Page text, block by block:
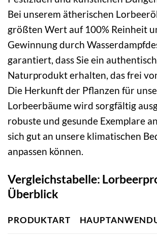
Bei unserem ätherischen
größten Wert auf 100% Reinheit
Gewinnung durch
garantiert, dass Sie ein
Naturprodukt erhalten, das frei
Die Herkunft der Pflanzen für
Lorbeerbäume wird sorgfältig
robuste und gesunde Exemplare
sich gut an unsere klimatischen
anpassen können.
Vergleichstabelle:
Überblick
PRODUKTART